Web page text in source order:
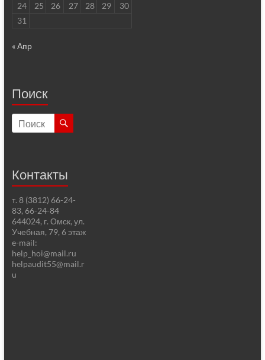
24
25 26 27 28 29
30
31
« Апр
Поиск
Контакты
т. 8 (3812) 66-24-
83, 66-24-84
644024, г. Омск, ул.
Учебная, 79, 6 этаж
e-mail:
help_hoi@mail.ru
helpaudit55@mail.r
u